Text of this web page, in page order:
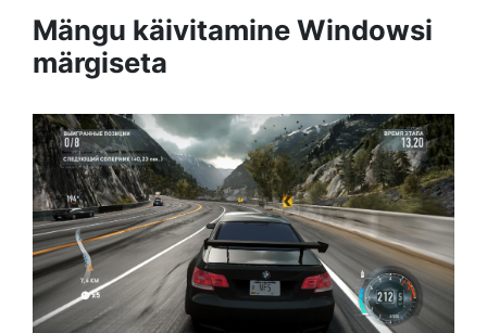
Mängu käivitamine Windowsi
märgiseta